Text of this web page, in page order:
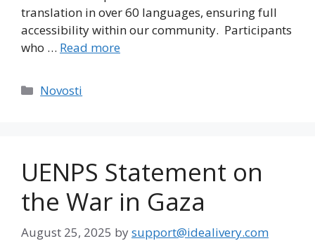
translation in over 60 languages, ensuring full
accessibility within our community. Participants
who … Read more
Categories
Novosti
UENPS Statement on
the War in Gaza
August 25, 2025 bysupport@idealivery.com